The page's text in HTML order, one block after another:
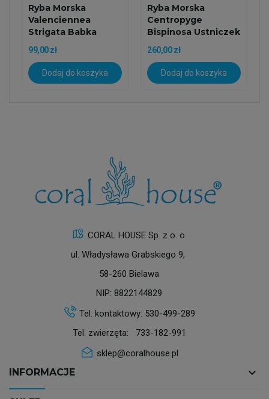
Ryba Morska
Valenciennea
Strigata Babka
Złotogłowa
99,00 zł
Dodaj do koszyka
Ryba Morska
Centropyge
Bispinosa Ustniczek
Dwukolczasty...
260,00 zł
Dodaj do koszyka
CORAL HOUSE Sp. z o. o.
ul. Władysława Grabskiego 9,
58-260 Bielawa
NIP: 8822144829
Tel. kontaktowy: 530-499-289
Tel. zwierzęta: 733-182-991
sklep@coralhouse.pl
INFORMACJE keyboard_arrow_down